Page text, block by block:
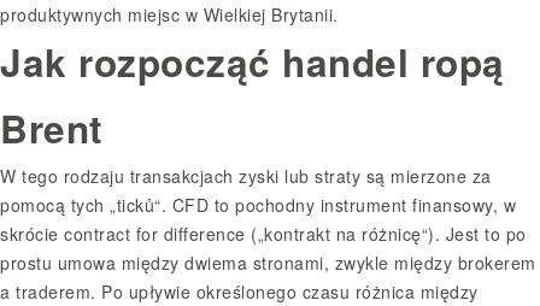
produktywnych miejsc w Wielkiej Brytanii.
Jak rozpocząć handel ropą
Brent
W tego rodzaju transakcjach zyski lub straty są mierzone za
pomocą tych „ticků“. CFD to pochodny instrument finansowy, w
skrócie contract for difference („kontrakt na różnicę“). Jest to po
prostu umowa między dwiema stronami, zwykle między brokerem
a traderem. Po upływie określonego czasu różnica między